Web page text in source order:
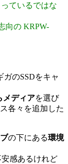
ているではな
向の KRPW-
ガのSSDをキャ
メディアを選び
各々を追加した
の下にある環境
安感あるけれど